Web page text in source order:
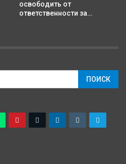
освободить от
ответственности за…